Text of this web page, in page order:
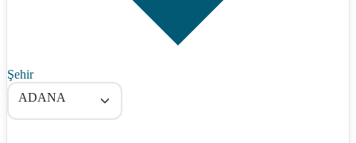
Şehir
ADANA